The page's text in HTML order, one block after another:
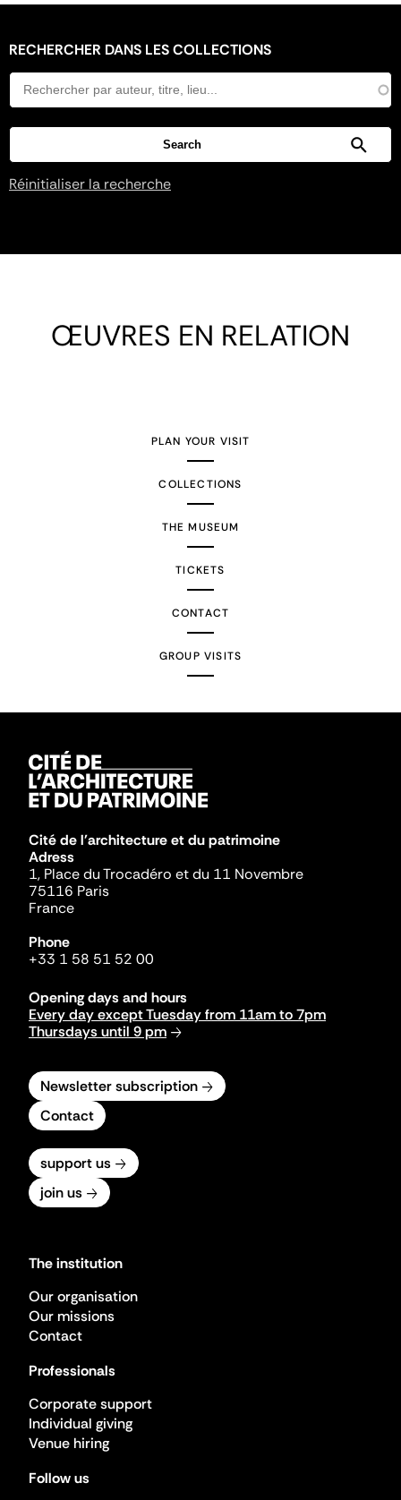
RECHERCHER DANS LES COLLECTIONS
Réinitialiser la recherche
ŒUVRES EN RELATION
PLAN YOUR VISIT
COLLECTIONS
THE MUSEUM
TICKETS
CONTACT
GROUP VISITS
Cité de l'architecture et du patrimoine
Adress
1, Place du Trocadéro et du 11 Novembre
75116 Paris
France
Phone
+33 1 58 51 52 00
Opening days and hours
Every day except Tuesday from 11am to 7pm
Thursdays until 9 pm
Newsletter subscription
Contact
support us
join us
The institution
Our organisation
Our missions
Contact
Professionals
Corporate support
Individual giving
Venue hiring
Follow us